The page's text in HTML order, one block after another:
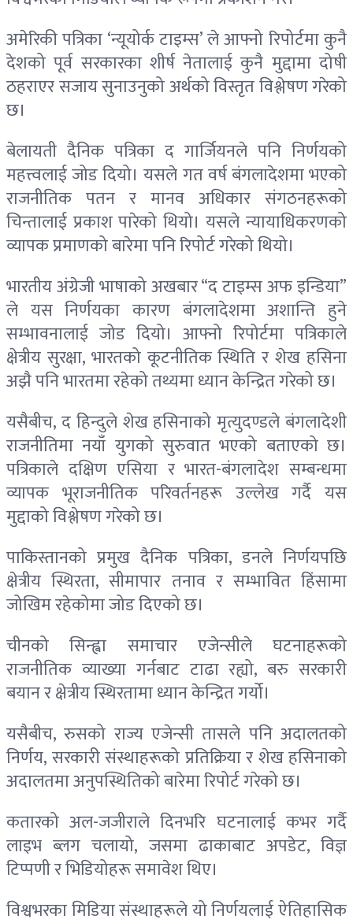
अमेरिकी पत्रिका ‘न्यूयोर्क टाइम्स’ ले आफ्नो रिपोर्टमा कुनै
देशको पूर्व सरकारका शीर्ष नेतालाई कुनै मुद्दामा दोषी
ठहराएर सजाय सुनाउनुको अर्थको विस्तृत विश्लेषण गरेको
छ।
बेलायती दैनिक पत्रिका द गार्जियनले पनि निर्णयको
महत्त्वलाई जोड दियो। यसले गत वर्ष बंगलादेशमा भएको
राजनीतिक पतन र मानव अधिकार संगठनहरूको
चिन्तालाई प्रकाश पारेको थियो। यसले न्यायाधिकरणको
व्यापक प्रमाणको बारेमा पनि रिपोर्ट गरेको थियो।
भारतीय अंग्रेजी भाषाको अखबार “द टाइम्स अफ इन्डिया”
ले यस निर्णयका कारण बंगलादेशमा अशान्ति हुने
सम्भावनालाई जोड दियो। आफ्नो रिपोर्टमा पत्रिकाले
क्षेत्रीय सुरक्षा, भारतको कूटनीतिक स्थिति र शेख हसिना
अझै पनि भारतमा रहेको तथ्यमा ध्यान केन्द्रित गरेको छ।
यसैबीच, द हिन्दुले शेख हसिनाको मृत्युदण्डले बंगलादेशी
राजनीतिमा नयाँ युगको सुरुवात भएको बताएको छ।
पत्रिकाले दक्षिण एसिया र भारत-बंगलादेश सम्बन्धमा
व्यापक भूराजनीतिक परिवर्तनहरू उल्लेख गर्दै यस
मुद्दाको विश्लेषण गरेको छ।
पाकिस्तानको प्रमुख दैनिक पत्रिका, डनले निर्णयपछि
क्षेत्रीय स्थिरता, सीमापार तनाव र सम्भावित हिंसामा
जोखिम रहेकोमा जोड दिएको छ।
चीनको सिन्ह्वा समाचार एजेन्सीले घटनाहरूको
राजनीतिक व्याख्या गर्नबाट टाढा रह्यो, बरु सरकारी
बयान र क्षेत्रीय स्थिरतामा ध्यान केन्द्रित गर्यो।
यसैबीच, रुसको राज्य एजेन्सीतासले पनि अदालतको
निर्णय, सरकारी संस्थाहरूको प्रतिक्रिया र शेख हसिनाको
अदालतमा अनुपस्थितिको बारेमा रिपोर्ट गरेको छ।
कतारको अल-जजीराले दिनभरि घटनालाई कभर गर्दै
लाइभ ब्लग चलायो, ​​जसमा ढाकाबाट अपडेट, विज्ञ
टिप्पणी र भिडियोहरू समावेश थिए।
विश्वभरका मिडिया संस्थाहरूले यो निर्णयलाई ऐतिहासिक